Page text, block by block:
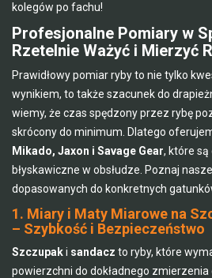
kolegów po fachu!
Profesjonalne Pomiary w
Rzetelnie Ważyć i Mierzyć
Prawidłowy pomiar ryby to nie tylko
wynikiem, to także szacunek do
wiemy, że czas spędzony przez rybę
skrócony do minimum. Dlatego
Mikado, Jaxon i Savage Gear, które
błyskawiczne w obsłudze. Poznaj
dopasowanych do konkretnych
1. Miary i Maty Miarowe na
– Szybkość i Bezpieczeństwo
Szczupaki sandacz to ryby, które
powierzchni do dokładnego zmierzenia